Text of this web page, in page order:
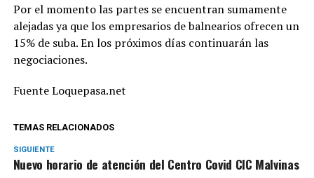
Por el momento las partes se encuentran sumamente
alejadas ya que los empresarios de balnearios ofrecen un
15% de suba. En los próximos días continuarán las
negociaciones.
Fuente Loquepasa.net
TEMAS RELACIONADOS
SIGUIENTE
Nuevo horario de atención del Centro Covid CIC Malvinas